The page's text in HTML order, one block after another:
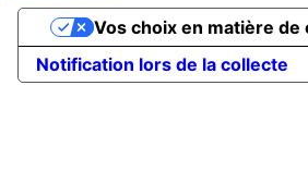
Notification lors de la collecte
Vos choix en matière